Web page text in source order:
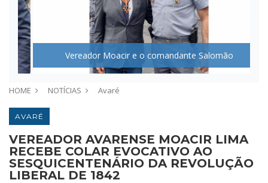
Vereador Moacir e o comandante Salomão
HOME NOTÍCIAS Avaré
AVARÉ
VEREADOR AVARENSE MOACIR LIMA
RECEBE COLAR EVOCATIVO AO
SESQUICENTENÁRIO DA REVOLUÇÃO
LIBERAL DE 1842